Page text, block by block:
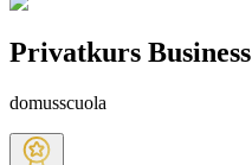
Privatkurs Business
domusscuola